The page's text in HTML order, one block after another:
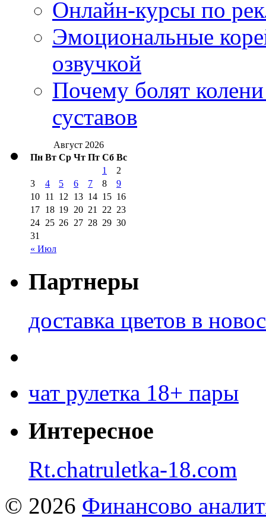
Онлайн-курсы по
Эмоциональные
озвучкой
Почему болят
суставов
Август 2026
Пн Вт Ср Чт Пт Сб Вс
« Июл
1
2
3
4 5 6 7 8
9
10 11 12 13 14 15 16
17 18 19 20 21 22 23
24 25 26 27 28 29 30
31
Партнеры
доставка цветов в
чат рулетка 18+ пары
Интересное
Rt.chatruletka-18.com
© 2026 Финансово